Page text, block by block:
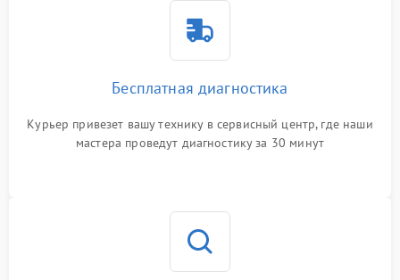
Бесплатная диагностика
Курьер привезет вашу технику в сервисный центр, где наши
мастера проведут диагностику за 30 минут